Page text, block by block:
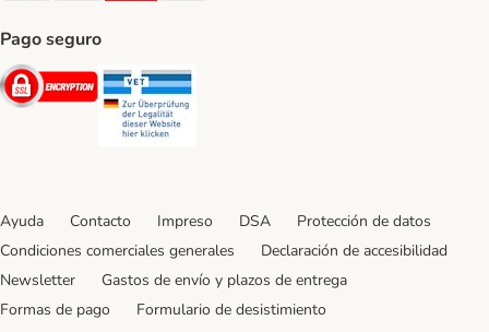
Pago seguro
Security
Ayuda Contacto Impreso DSA
Protección de datos
Condiciones comerciales generales
Declaración de accesibilidad
Newsletter
Gastos de envío y plazos de entrega
Formas de pago
Formulario de desistimiento